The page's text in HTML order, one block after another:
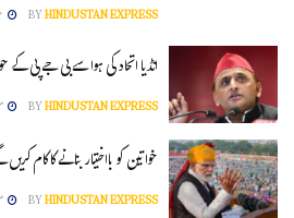
BYHINDUSTAN EXPRESS
انڈیا اتحاد کی ہوا سے بی جےپی
BYHINDUSTAN EXPRESS
خواتین کو بااختیار بنانے کا کام
BYHINDUSTAN EXPRESS